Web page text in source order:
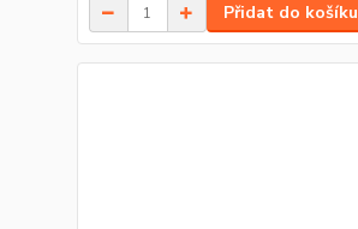
Přidat do košíku